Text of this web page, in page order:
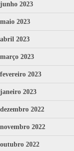
junho 2023
maio 2023
abril 2023
março 2023
fevereiro 2023
janeiro 2023
dezembro 2022
novembro 2022
outubro 2022